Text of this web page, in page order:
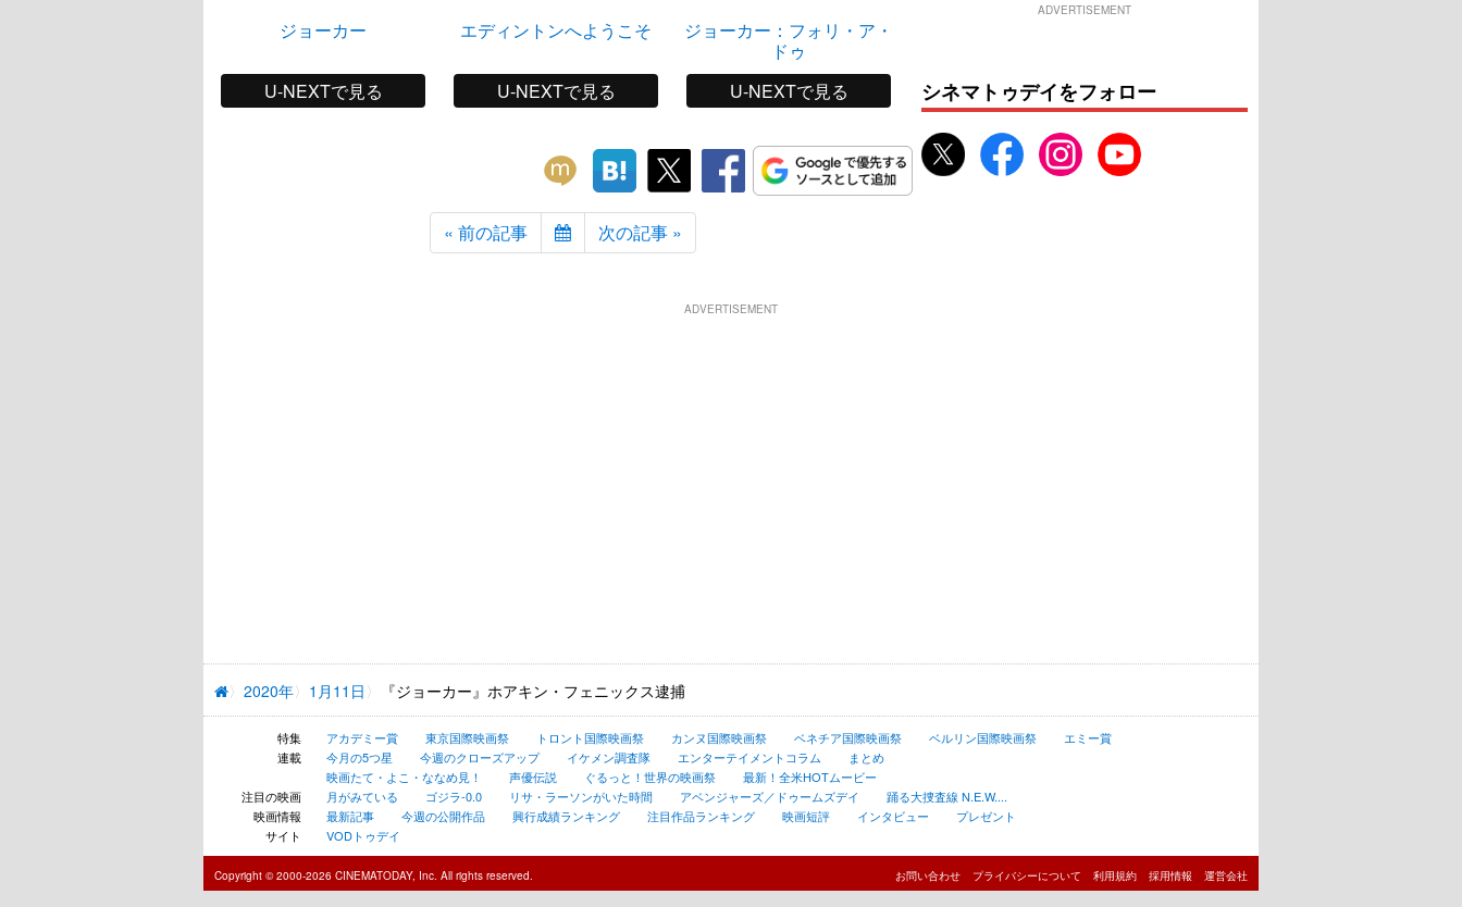
ジョーカー
U-NEXTで見る
エディントンへようこそ
U-NEXTで見る
ジョーカー：フォリ・ア・
ドゥ
U-NEXTで見る
U-NEXTで見る
« 前の記事 次の記事 »
ADVERTISEMENT
シネマトゥデイをフォロー
ADVERTISEMENT
2020年 1月11日 『ジョーカー』ホアキン・フェニックス逮捕
特集 アカデミー賞 東京国際映画祭 トロント国際映画祭 カンヌ国際映画祭 ベネチア国際映画祭 ベルリン国際映画祭
エミー賞
連載
今月の5つ星 今週のクローズアップ イケメン調査隊 エンターテイメントコラム
まとめ
映画たて・よこ・ななめ見！
声優伝説 ぐるっと！世界の映画祭
最新！全米HOTムービー
注目の映画
月がみている ゴジラ-0.0 リサ・ラーソンがいた時間 アベンジャーズ／ドゥームズデイ
踊る大捜査線 N.E.W....
映画情報
最新記事 今週の公開作品 興行成績ランキング 注目作品ランキング 映画短評 インタビュー
プレゼント
サイト
VODトゥデイ
Copyright © 2000-2026 CINEMATODAY, Inc. All rights reserved. お問い合わせ プライバシーについて 利用規約 採用情報 運営会社